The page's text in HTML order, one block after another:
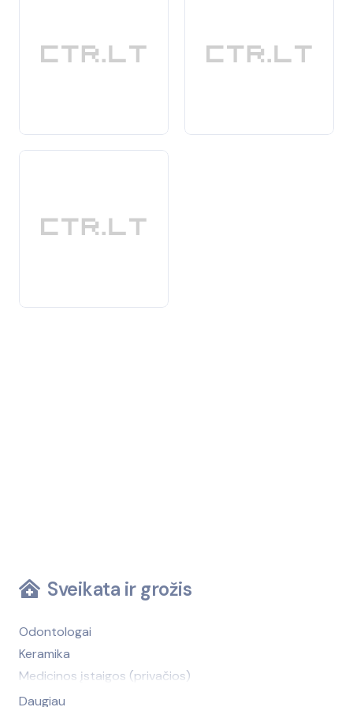
Sveikata ir grožis
Odontologai
Keramika
Medicinos įstaigos (privačios)
Medicinos įstaigos (viešosios)
Daugiau